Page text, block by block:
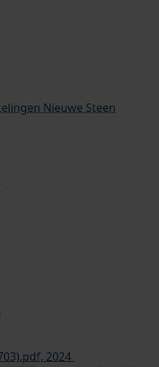
Nieuwe Steen
2024